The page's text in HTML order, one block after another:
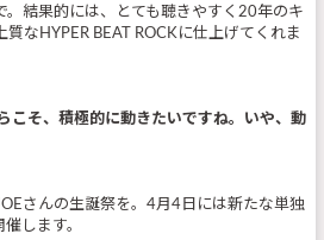
。結果的には、とても聴きやすく20年のキ
なHYPER BEAT ROCKに仕上げてくれま
こそ、積極的に動きたいですね。いや、動
さんの生誕祭を。4月4日には新たな単独
します。